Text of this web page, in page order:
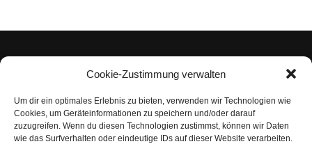
Cookie-Zustimmung verwalten
Um dir ein optimales Erlebnis zu bieten, verwenden wir Technologien wie
Cookies, um Geräteinformationen zu speichern und/oder darauf
zuzugreifen. Wenn du diesen Technologien zustimmst, können wir Daten
wie das Surfverhalten oder eindeutige IDs auf dieser Website verarbeiten.
Impressum
Datenschutzerklärung